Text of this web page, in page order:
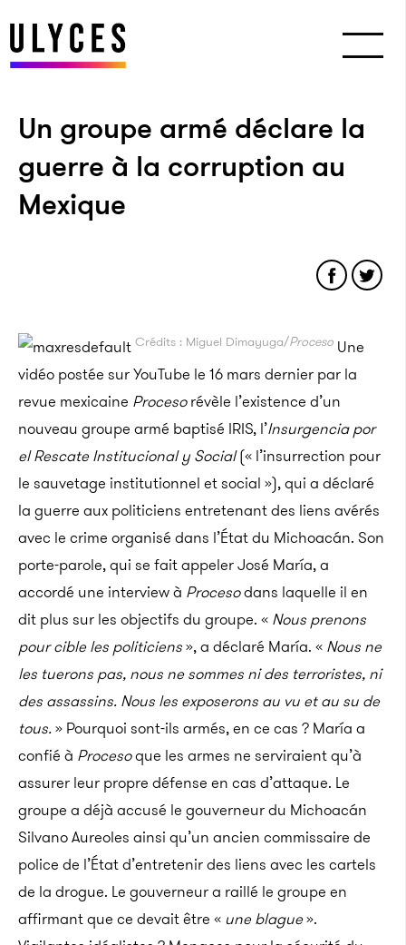
Un groupe armé déclare la
guerre à la corruption au
Mexique
Crédits : Miguel Dimayuga/Proceso Une
vidéo postée sur YouTube le 16 mars dernier par la
revue mexicaine Procesorévèle l’existence d’un
nouveau groupe armé baptisé IRIS, l’Insurgencia por
el Rescate Institucional y Social(« l’insurrection pour
le sauvetage institutionnel et social »), qui a déclaré
la guerre aux politiciens entretenant des liens avérés
avec le crime organisé dans l’État du Michoacán. Son
porte-parole, qui se fait appeler José María, a
accordé une interview à Procesodans laquelle il en
dit plus sur les objectifs du groupe. « Nous prenons
pour cible les politiciens», a déclaré María. « Nous ne
les tuerons pas, nous ne sommes ni des terroristes, ni
des assassins. Nous les exposerons au vu et au su de
tous.» Pourquoi sont-ils armés, en ce cas ? María a
confié à Procesoque les armes ne serviraient qu’à
assurer leur propre défense en cas d’attaque. Le
groupe a déjà accusé le gouverneur du Michoacán
Silvano Aureoles ainsi qu’un ancien commissaire de
police de l’État d’entretenir des liens avec les cartels
de la drogue. Le gouverneur a raillé le groupe en
affirmant que ce devait être « une blague».